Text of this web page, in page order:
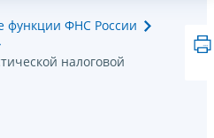
функции ФНС России
налоговой